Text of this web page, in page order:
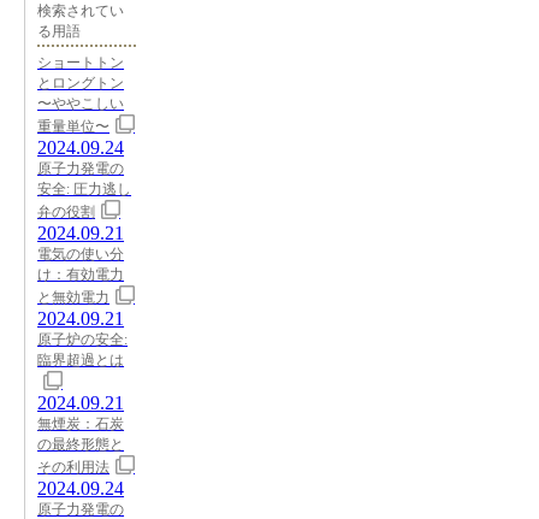
検索されてい
る用語
ショートトン
とロングトン
〜ややこしい
重量単位〜
2024.09.24
原子力発電の
安全: 圧力逃し
弁の役割
2024.09.21
電気の使い分
け：有効電力
と無効電力
2024.09.21
原子炉の安全:
臨界超過とは
2024.09.21
無煙炭：石炭
の最終形態と
その利用法
2024.09.24
原子力発電の